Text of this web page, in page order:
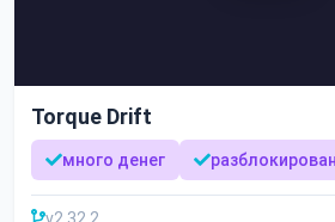
Torque Drift
много денег